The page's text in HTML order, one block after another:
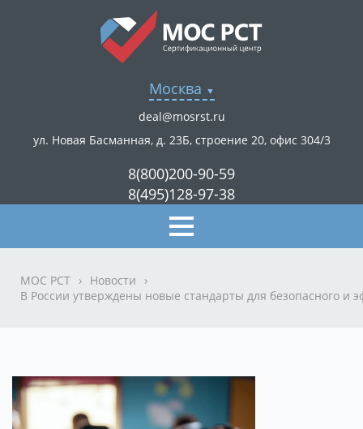
Москва
deal@mosrst.ru
ул. Новая Басманная, д. 23Б, строение 20, офис 304/3
8(800)200-90-59
8(495)128-97-38
МОС РСТ › Новости
›
В России утверждены новые стандарты для безопасного и